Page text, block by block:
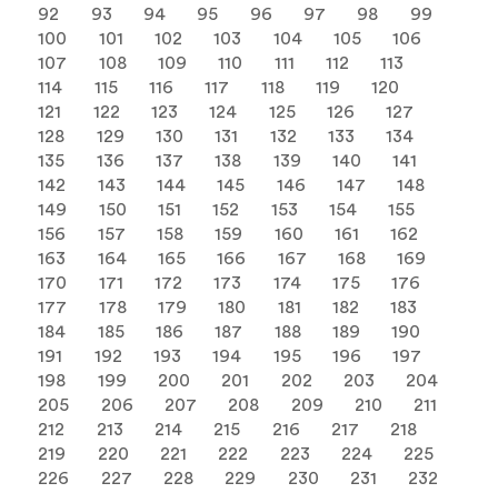
92
93 94 95 96 97 98
99
100
101 102 103 104 105
106
107
108 109 110 111 112
113
114
115 116 117 118 119
120
121
122 123 124 125 126
127
128
129 130 131 132 133
134
135
136 137 138 139 140
141
142
143 144 145 146 147
148
149
150 151 152 153 154
155
156
157 158 159 160 161
162
163
164 165 166 167 168
169
170
171 172 173 174 175
176
177
178 179 180 181 182
183
184
185 186 187 188 189
190
191
192 193 194 195 196
197
198
199 200 201 202 203
204
205
206 207 208 209 210
211
212
213 214 215 216 217
218
219
220 221 222 223 224
225
226
227 228 229 230 231
232